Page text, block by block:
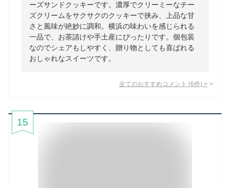
ーズサンドクッキーです。濃厚でクリーミーなチー
ズクリームをサクサクのクッキーで挟み、上品な甘
さと風味が絶妙に調和。横浜の味わいを感じられる
一品で、お茶請けや手土産にぴったりです。個包装
なのでシェアもしやすく、贈り物としても喜ばれる
おしゃれなスイーツです。
全てのおすすめコメント (6件) >
15